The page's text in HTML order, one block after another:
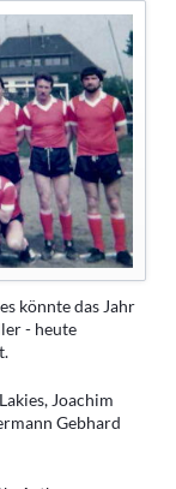
könnte das Jahr
- heute
Joachim
Gebhard